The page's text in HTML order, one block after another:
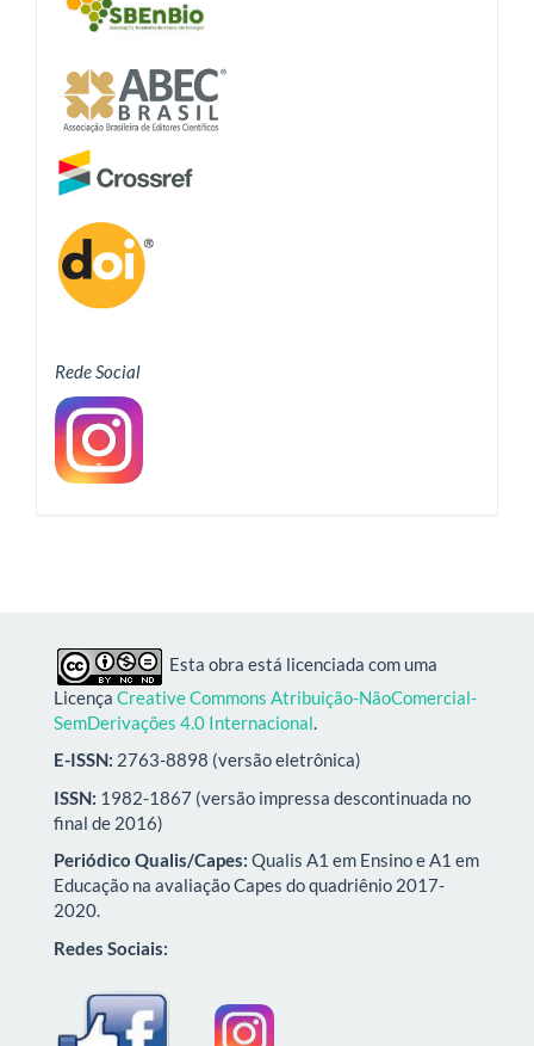
Rede Social
Esta obra está licenciada com uma
Licença Creative Commons Atribuição-NãoComercial-
SemDerivações 4.0 Internacional.
E-ISSN: 2763-8898 (versão eletrônica)
ISSN: 1982-1867 (versão impressa descontinuada no
final de 2016)
Periódico Qualis/Capes: Qualis A1 em Ensino e A1 em
Educação na avaliação Capes do quadriênio 2017-
2020.
Redes Sociais: